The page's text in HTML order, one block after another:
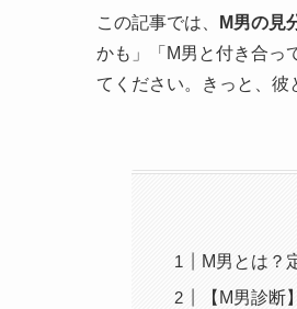
この記事では、 M男の見
かも」「M男と付き合っ
てください。きっと、彼
M男とは？
【M男診